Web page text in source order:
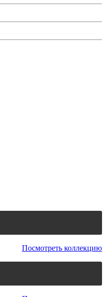
Посмотреть коллекцию